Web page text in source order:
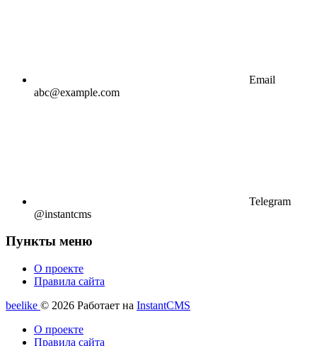
Email
abc@example.com
Telegram
@instantcms
Пункты меню
О проекте
Правила сайта
beelike © 2026 Работает на InstantCMS
О проекте
Правила сайта